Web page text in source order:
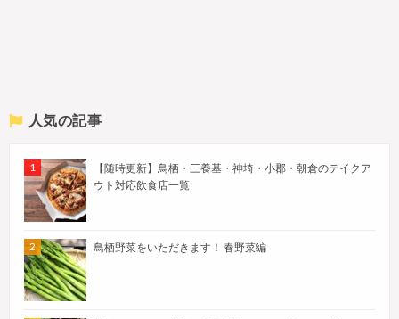
人気の記事
【随時更新】鳥栖・三養基・神埼・小郡・朝倉のテイクア
ウト対応飲食店一覧
鳥栖野菜をいただきます！ 春野菜編